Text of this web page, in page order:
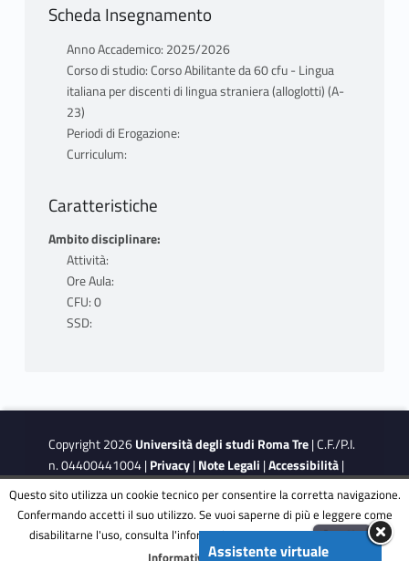
Scheda Insegnamento
Anno Accademico: 2025/2026
Corso di studio: Corso Abilitante da 60 cfu - Lingua
italiana per discenti di lingua straniera (alloglotti) (A-
23)
Periodi di Erogazione:
Curriculum:
Caratteristiche
Ambito disciplinare:
Attività:
Ore Aula:
CFU: 0
SSD:
Copyright 2026Università degli studi Roma Tre| C.F./P.I.
n. 04400441004 |Privacy|Note Legali |Accessibilità|
Obiettivi di accessibilità
| Dichiarazione di accessibilità
Assistente virtuale
This site is protected by reCAPTCHA and the GooglePrivacy
Questo sito utilizza un cookie tecnico per consentire la corretta navigazione.
Confermando accetti il suo utilizzo. Se vuoi saperne di più e leggere come
disabilitarne l'uso, consulta l'informativa estesa.ENG
Accetta
Informativa completa